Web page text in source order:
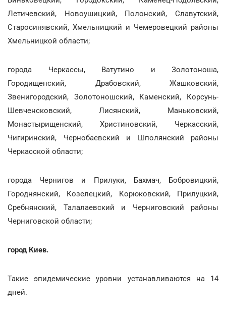
Летичевский, Новоушицкий, Полонский, Славутский,
Старосинявский, Хмельницкий и Чемеровецкий районы
Хмельницкой области;
города Черкассы, Ватутино и Золотоноша,
Городищенский, Драбовский, Жашковский,
Звенигородский, Золотоношский, Каменский, Корсунь-
Шевченсковский, Лисянский, Маньковский,
Монастырищенский, Христиновский, Черкасский,
Чигиринский, Чернобаевский и Шполянский районы
Черкасской области;
города Чернигов и Прилуки, Бахмач, Бобровицкий,
Городнянский, Козелецкий, Корюковский, Прилуцкий,
Сребнянский, Талалаевский и Черниговский районы
Черниговской области;
город Киев.
Такие эпидемические уровни устанавливаются на 14
дней.